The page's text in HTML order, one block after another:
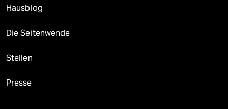
Hausblog
Die Seitenwende
Stellen
Presse